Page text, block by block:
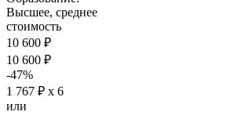
Высшее, среднее
стоимость
10 600 ₽
10 600 ₽
-47%
1 767 ₽ х 6
или